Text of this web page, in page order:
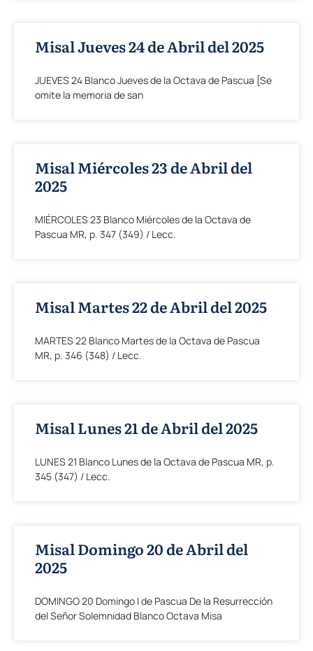
Misal Jueves 24 de Abril del 2025
JUEVES 24 Blanco Jueves de la Octava de Pascua [Se
omite la memoria de san
Misal Miércoles 23 de Abril del
2025
MIÉRCOLES 23 Blanco Miércoles de la Octava de
Pascua MR, p. 347 (349) / Lecc.
Misal Martes 22 de Abril del 2025
MARTES 22 Blanco Martes de la Octava de Pascua
MR, p. 346 (348) / Lecc.
Misal Lunes 21 de Abril del 2025
LUNES 21 Blanco Lunes de la Octava de Pascua MR, p.
345 (347) / Lecc.
Misal Domingo 20 de Abril del
2025
DOMINGO 20 Domingo I de Pascua De la Resurrección
del Señor Solemnidad Blanco Octava Misa